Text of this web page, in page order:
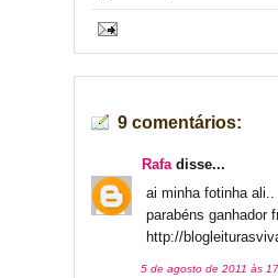
9 comentários:
Rafadisse...
ai minha fotinha ali..
parabéns ganhador
http://
5 de agosto de 2011 às